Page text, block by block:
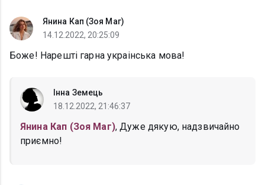
Янина Кап (Зоя Маг)
14.12.2022, 20:25:09
Боже! Нарешті гарна украінська мова!
Інна Земець
18.12.2022, 21:46:37
Янина Кап (Зоя Маг), Дуже дякую, надзвичайно
приємно!